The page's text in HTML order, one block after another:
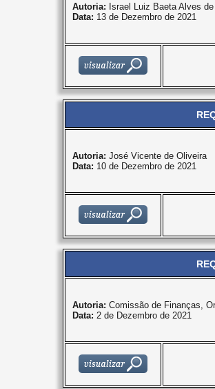
Autoria: Israel Luiz Baeta Alves
Data: 13 de Dezembro de 2021
Autoria: José Vicente de Oliveira
Data: 10 de Dezembro de 2021
Autoria: Comissão de Finanças,
Data: 2 de Dezembro de 2021